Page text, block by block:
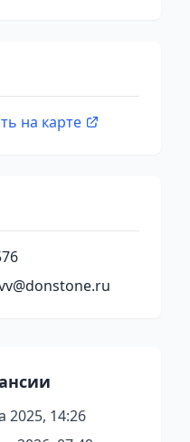
на карте
2025, 14:26